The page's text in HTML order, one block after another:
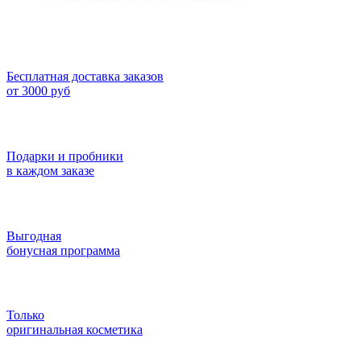
Бесплатная доставка заказов
от 3000 руб
Подарки и пробники
в каждом заказе
Выгодная
бонусная программа
Только
оригинальная косметика